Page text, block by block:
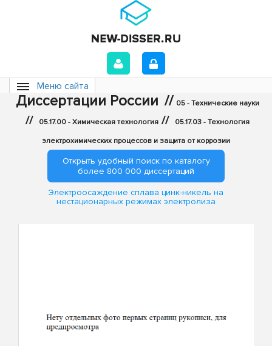
Меню сайта
Диссертации России // 05 - Технические науки
// 05.17.00 - Химическая технология // 05.17.03 - Технология
электрохимических процессов и защита от коррозии
Открыть удобный поиск по каталогу
более 800 000 диссертаций
Электроосаждение сплава цинк-никель на
нестационарных режимах электролиза